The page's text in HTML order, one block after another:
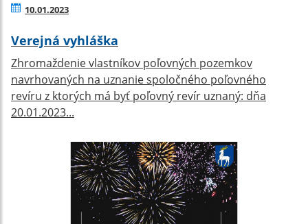
10.01.2023
Verejná vyhláška
Zhromaždenie vlastníkov poľovných pozemkov
navrhovaných na uznanie spoločného poľovného
revíru z ktorých má byť poľovný revír uznaný: dňa
20.01.2023...